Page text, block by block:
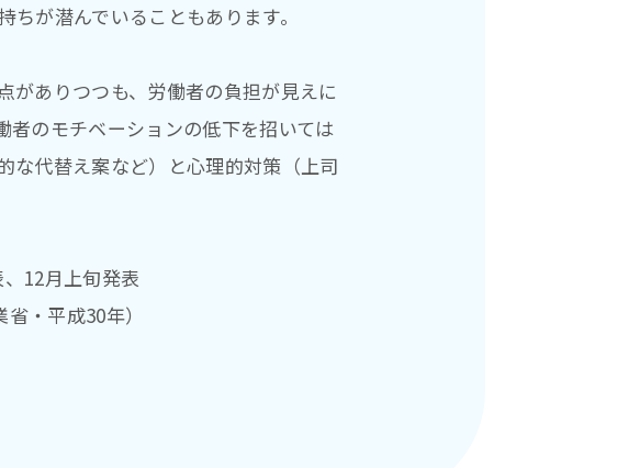
が潜んでいることもあります。
がありつつも、労働者の負担が見えに
者のモチベーションの低下を招いては
な代替え案など）と心理的対策（上司
12月上旬発表
・平成30年）